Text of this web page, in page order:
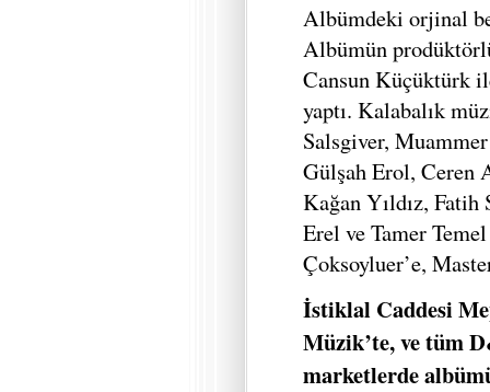
Albümdeki orjinal
Albümün
Cansun Küçüktürk
yaptı. Kalabalık
Salsgiver,
Gülşah Erol, Ceren
Kağan Yıldız,
Erel ve Tamer
Çoksoyluer’e,
İstiklal Caddesi
Müzik’te, ve tüm
marketlerde